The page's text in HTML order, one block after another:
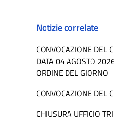
Notizie correlate
CONVOCAZIONE DEL
DATA 04 AGOSTO
ORDINE DEL GIORNO
CONVOCAZIONE DEL
CHIUSURA UFFICIO